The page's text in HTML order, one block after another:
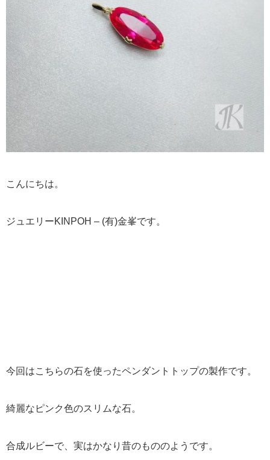
こんにちは。
ジュエリーKINPOH – (有)金峯です。
今回はこちらの石を使ったペンダントトップの製作です。
綺麗なピンク色のスリムな石。
合成ルビーで、実はかなり昔のもののようです。